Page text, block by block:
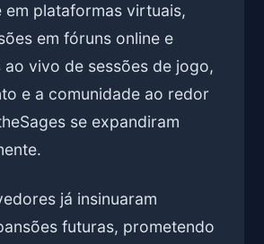
em plataformas virtuais,
em fóruns online e
ao vivo de sessões de jogo,
e a comunidade ao redor
se expandiram
já insinuaram
futuras, prometendo